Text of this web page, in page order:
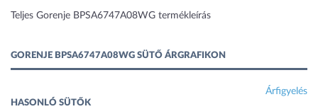
Teljes Gorenje BPSA6747A08WG termékleírás
GORENJE BPSA6747A08WG SÜTŐ ÁRGRAFIKON
Árfigyelés
HASONLÓ SÜTŐK